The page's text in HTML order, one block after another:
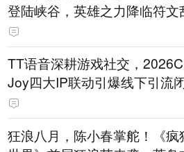
登陆峡谷，英雄之力降临符文
斗！
TT语音深耕游戏社交，
Joy四大IP联动引爆线下引流
狂浪八月，陈小春掌舵！《疯